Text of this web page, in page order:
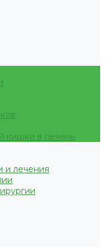
кишки в печень
и лечения